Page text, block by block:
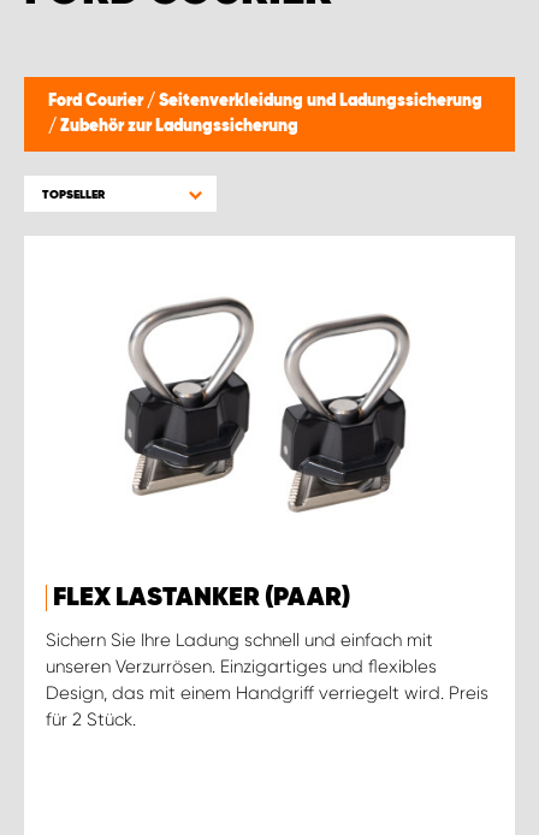
Ford Courier / Seitenverkleidung und Ladungssicherung
/ Zubehör zur Ladungssicherung
TOPSELLER
FLEX LASTANKER (PAAR)
Sichern Sie Ihre Ladung schnell und einfach mit
unseren Verzurrösen. Einzigartiges und flexibles
Design, das mit einem Handgriff verriegelt wird. Preis
für 2 Stück.